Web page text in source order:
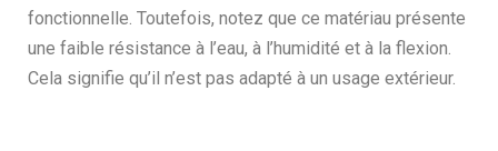
fonctionnelle. Toutefois, notez que ce matériau présente
une faible résistance à l’eau, à l’humidité et à la flexion.
Cela signifie qu’il n’est pas adapté à un usage extérieur.